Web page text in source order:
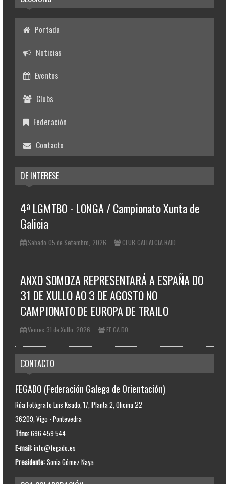
Portada
Noticias
Eventos
Clubs
Federación
Contacto
DE INTERESE
4ª LGMTBO - LONGA / Campionato Xunta de
Galicia
Sábado 05 de Setembro, 2026 CLUB GALLAECIA RAID
ANXO SOMOZA REPRESENTARÁ A ESPAÑA DO
31 DE XULLO AO 3 DE AGOSTO NO
CAMPIONATO DE EUROPA DE TRAILO
Venres 31 de Xullo, 2026 FE.GA.DO
CONTACTO
FEGADO (Federación Galega de Orientación)
Rúa Fotógrafo Luis Ksado, 17, Planta 2, Oficina 22
36209, Vigo - Pontevedra
Tfno:696 459 544
E-mail:info@fegado.es
Presidente:Sonia Gómez Naya